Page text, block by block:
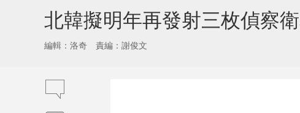
北韓擬明年再發射三枚偵察
編輯：洛奇 責編：謝俊文